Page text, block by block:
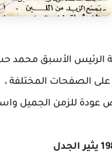
الرئيس الأسبق محمد
الصفحات المختلفة ،
عودة للزمن الجميل